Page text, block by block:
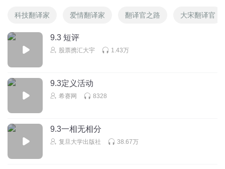
科技翻译家 爱情翻译家 翻译官之路 大宋翻译官
9.3 短评
股票携汇大宇 1.43万
9.3定义活动
希赛网 8328
9.3一相无相分
复旦大学出版社 38.67万